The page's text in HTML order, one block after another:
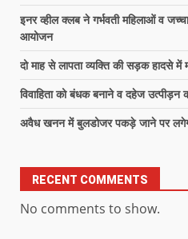
इनर व्हील क्लब ने गर्भवती महिलाओं व
आयोजन
दो माह से लापता व्यक्ति की सड़क हादसे में
विवाहिता को बंधक बनाने व दहेज उत्पीड़न
अवैध खनन में बुलडोजर पकड़े जाने पर
RECENT COMMENTS
No comments to show.